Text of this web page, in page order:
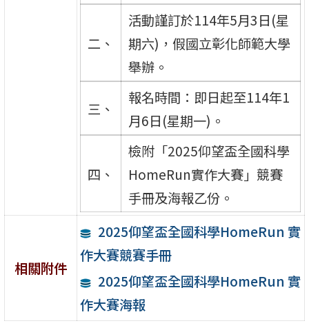
二、
活動謹訂於114年5月3日(星
期六)，假國立彰化師範大學
舉辦。
三、
報名時間：即日起至114年1
月6日(星期一)。
四、
檢附「2025仰望盃全國科學
HomeRun實作大賽」競賽
手冊及海報乙份。
相關附件
2025仰望盃全國科學HomeRun 實
作大賽競賽手冊
2025仰望盃全國科學HomeRun 實
作大賽海報